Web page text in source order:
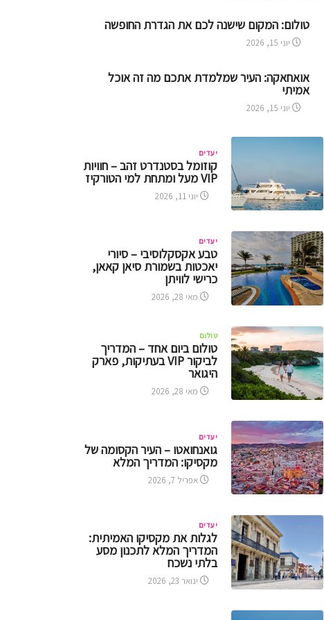
טולום: המקום שישנה לכם את הגדרת החופשה
יוני 15, 2026
אואחאקה: העיר שמלמדת אתכם מה זה אוכל
אמיתי
יוני 15, 2026
יעדים
קוזומל בסטנדרט זהב – חוויות
VIP מעל ומתחת למי הטורקיז
יוני 11, 2026
יעדים
טבע אקסקלוסיבי – סיורי
יאכטות בשמורת סיאן קאאן,
כרישי לוויתן
מאי 28, 2026
טולום
טולום ביום אחד – המדריך
לביקור VIP בעתיקות, פארק
היגואר
מאי 28, 2026
יעדים
גואנחואטו – העיר הקסומה של
מקסיקו: המדריך המלא
אפריל 7, 2026
יעדים
לגלות את מקסיקו האמיתית:
המדריך המלא לתכנון מסע
בלתי נשכח
ינואר 23, 2026